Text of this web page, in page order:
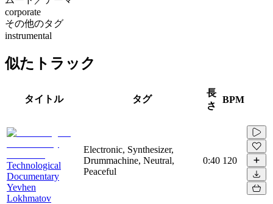
corporate
その他のタグ
instrumental
似たトラック
タイトル タグ
長
さ
BPM
Technological
Documentary
Yevhen
Lokhmatov
Electronic, Synthesizer,
Drummachine, Neutral,
Peaceful
0:40 120